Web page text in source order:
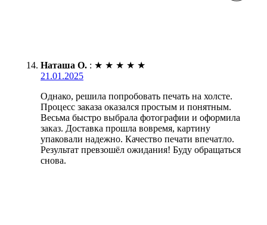
Наташа О. : ★ ★ ★ ★ ★
21.01.2025
Однако, решила попробовать печать на холсте.
Процесс заказа оказался простым и понятным.
Весьма быстро выбрала фотографии и оформила
заказ. Доставка прошла вовремя, картину
упаковали надежно. Качество печати впечатло.
Результат превзошёл ожидания! Буду обращаться
снова.